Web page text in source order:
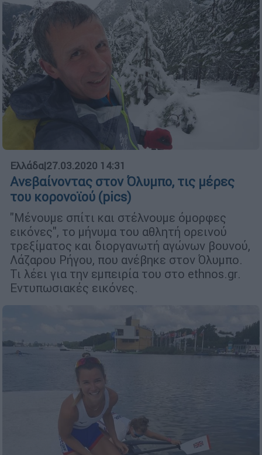
Ελλάδα|27.03.2020 14:31
Ανεβαίνοντας στον Όλυμπο, τις μέρες
του κορονοϊού (pics)
"Μένουμε σπίτι και στέλνουμε όμορφες
εικόνες", το μήνυμα του αθλητή ορεινού
τρεξίματος και διοργανωτή αγώνων βουνού,
Λάζαρου Ρήγου, που ανέβηκε στον Όλυμπο.
Τι λέει για την εμπειρία του στο ethnos.gr.
Εντυπωσιακές εικόνες.